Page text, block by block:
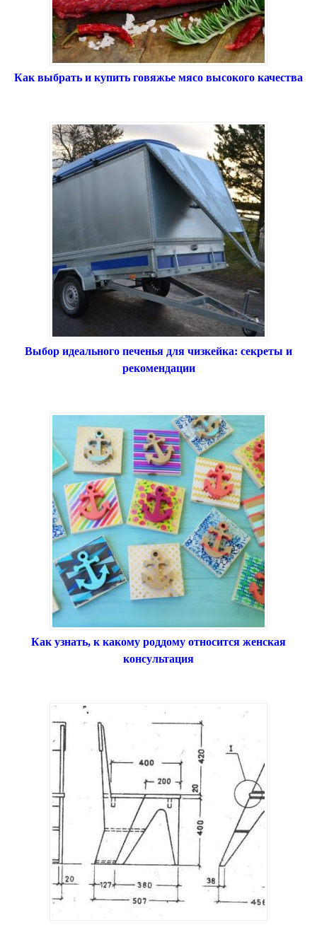
Как выбрать и купить говяжье мясо высокого качества
Выбор идеального печенья для чизкейка: секреты и
рекомендации
Как узнать, к какому роддому относится женская
консультация